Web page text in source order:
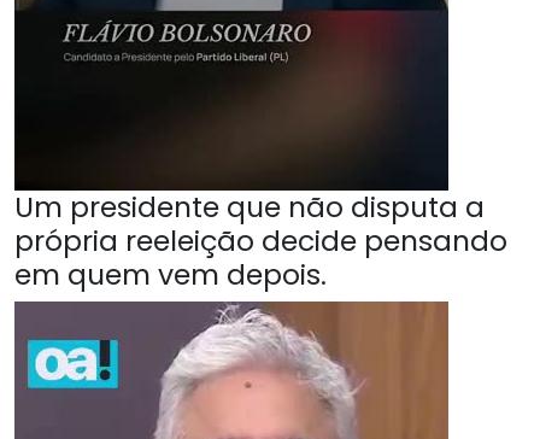
Um presidente que não disputa a
própria reeleição decide pensando
em quem vem depois.